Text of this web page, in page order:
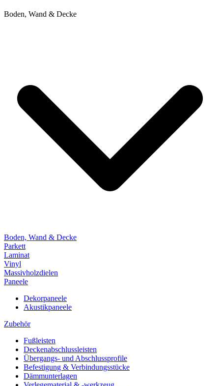
Boden, Wand & Decke
Boden, Wand & Decke
Parkett
Laminat
Vinyl
Massivholzdielen
Paneele
Dekorpaneele
Akustikpaneele
Zubehör
Fußleisten
Deckenabschlussleisten
Übergangs- und Abschlussprofile
Befestigung & Verbindungsstücke
Dämmunterlagen